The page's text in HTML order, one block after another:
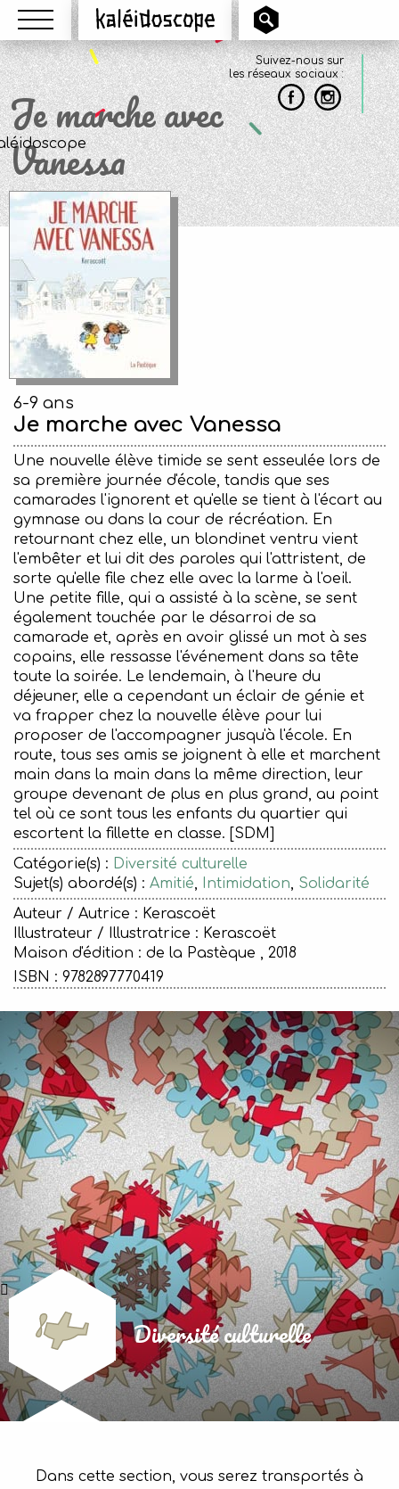
Menu Kaléidoscope
Suivez-nous sur
les réseaux sociaux :
Je marche avec
Vanessa
6-9 ans
Je marche avec Vanessa
Une nouvelle élève timide se sent esseulée lors de
sa première journée d'école, tandis que ses
camarades l'ignorent et qu'elle se tient à l'écart au
gymnase ou dans la cour de récréation. En
retournant chez elle, un blondinet ventru vient
l'embêter et lui dit des paroles qui l'attristent, de
sorte qu'elle file chez elle avec la larme à l'oeil.
Une petite fille, qui a assisté à la scène, se sent
également touchée par le désarroi de sa
camarade et, après en avoir glissé un mot à ses
copains, elle ressasse l'événement dans sa tête
toute la soirée. Le lendemain, à l'heure du
déjeuner, elle a cependant un éclair de génie et
va frapper chez la nouvelle élève pour lui
proposer de l'accompagner jusqu'à l'école. En
route, tous ses amis se joignent à elle et marchent
main dans la main dans la même direction, leur
groupe devenant de plus en plus grand, au point
tel où ce sont tous les enfants du quartier qui
escortent la fillette en classe. [SDM]
Catégorie(s) : Diversité culturelle
Sujet(s) abordé(s) : Amitié, Intimidation, Solidarité
Auteur / Autrice : Kerascoët
Illustrateur / Illustratrice : Kerascoët
Maison d'édition : de la Pastèque , 2018
ISBN : 9782897770419
Diversité culturelle
Dans cette section, vous serez transportés à